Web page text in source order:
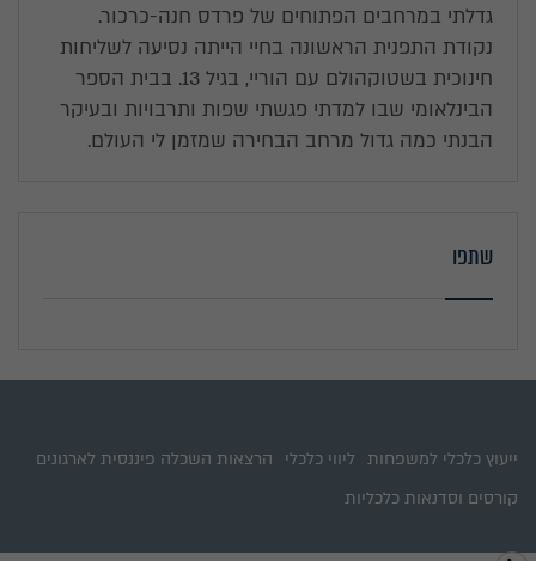
גדלתי במרחבים הפתוחים של פרדס חנה-כרכור.
נקודת התפנית הראשונה בחיי הייתה נסיעה לשליחות
חינוכית בשטוקהולם עם הוריי, בגיל 13. בבית הספר
הבינלאומי שבו למדתי פגשתי שפות ותרבויות ובעיקר
הבנתי כמה גדול מרחב הבחירה שמזמן לי העולם.
שתפו
ייעוץ כלכלי למשפחות ליווי כלכלי
הרצאות השכלה פיננסית לארגונים
קורסים וסדנאות כלכליות